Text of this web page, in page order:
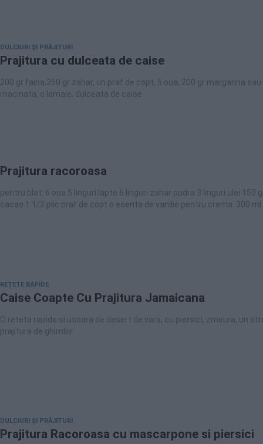
DULCIURI ȘI PRĂJITURI
Prajitura cu dulceata de caise
200 gr faina,250 gr zahar, un praf de copt, 5 oua, 200 gr margarina
macinata, o lamaie, dulceata de caise
Prajitura racoroasa
pentru blat: 6 oua 5 linguri lapte 6 linguri zahar pudra 3 linguri ulei 150
cacao 1 1/2 plic praf de copt o esenta de vanilie pentru crema: 300
REȚETE RAPIDE
Caise Coapte Cu Prajitura Jamaicana
O reteta rapida si usoara de desert de vara, cu piersici, zmeura, un
prajitura de ghimbir.
DULCIURI ȘI PRĂJITURI
Prajitura Racoroasa cu mascarpone si piersici